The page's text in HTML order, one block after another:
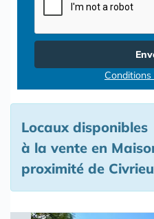
Locaux disponibles
à la vente en
proximité de